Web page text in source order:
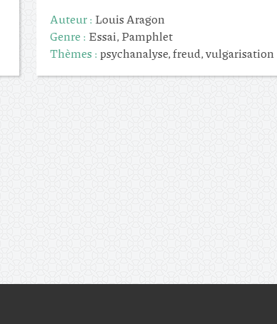
Auteur : Louis Aragon
Genre : Essai, Pamphlet
Thèmes : psychanalyse, freud, vulgarisation